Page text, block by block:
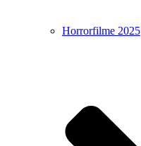
Horrorfilme 2025